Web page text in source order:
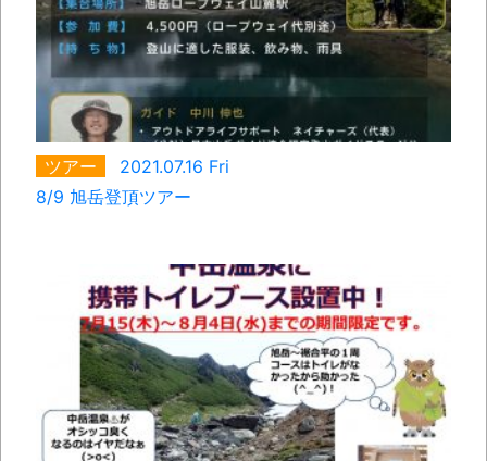
ツアー
2021.07.16 Fri
8/9 旭岳登頂ツアー